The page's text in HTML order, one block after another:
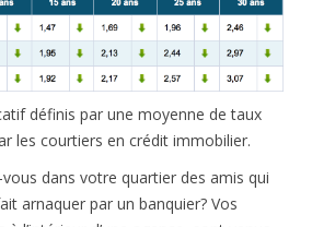
définis par une moyenne de taux
les courtiers en crédit immobilier.
dans votre quartier des amis qui
arnaquer par un banquier? Vos